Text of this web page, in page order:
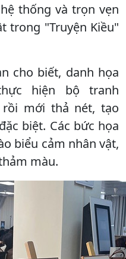
thống và trọn vẹn
trong "Truyện Kiều"
cho biết, danh họa
hiện bộ tranh
mới thả nét, tạo
biệt. Các bức họa
biểu cảm nhân vật,
màu.